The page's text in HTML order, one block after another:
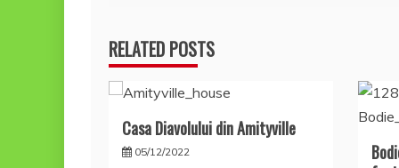
articole
RELATED POSTS
Casa Diavolului din Amityville
05/12/2022